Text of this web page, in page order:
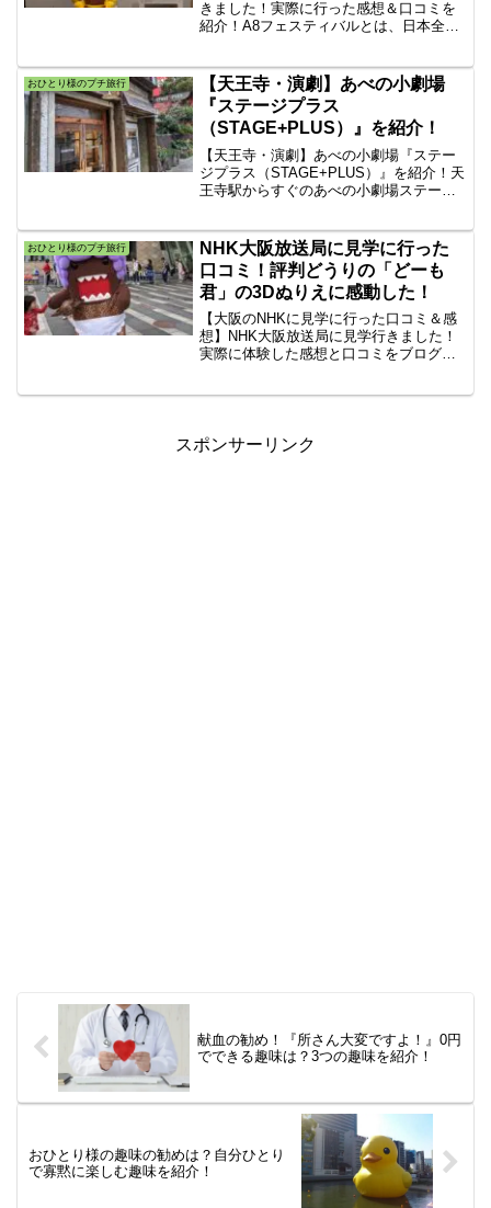
きました！実際に行った感想＆口コミを
紹介！A8フェスティバルとは、日本全国
しい商品・人との出会いを楽しめるアフ
ィリエイトイベントです。
おひとり様のプチ旅行
【天王寺・演劇】あべの小劇場
『ステージプラス
（STAGE+PLUS）』を紹介！
【天王寺・演劇】あべの小劇場『ステー
ジプラス（STAGE+PLUS）』を紹介！天
王寺駅からすぐのあべの小劇場ステージ
屋の迫力満点の体験。ステージは小さい
けれどステージと観客の距離が近い！
おひとり様のプチ旅行
NHK大阪放送局に見学に行った
口コミ！評判どうりの「どーも
君」の3Dぬりえに感動した！
【大阪のNHKに見学に行った口コミ＆感
想】NHK大阪放送局に見学行きました！
実際に体験した感想と口コミをブログで
スポンサーリンク
献血の勧め！『所さん大変ですよ！』0円
でできる趣味は？3つの趣味を紹介！
おひとり様の趣味の勧めは？自分ひとり
で寡黙に楽しむ趣味を紹介！